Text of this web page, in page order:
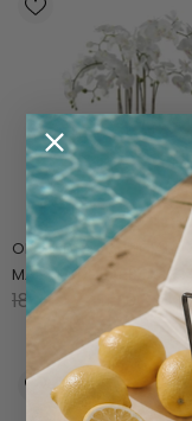
ORQUÍDEA ARTIFICIAL EN
MACETA DE BARRO H63
189.90 € 119.90 €